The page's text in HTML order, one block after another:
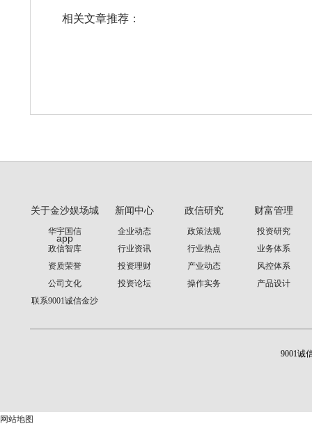
相关文章推荐：
关于金沙娱场城
app
华宇国信
政信智库
资质荣誉
公司文化
联系9001诚信金沙
新闻中心
企业动态
行业资讯
投资理财
投资论坛
政信研究
政策法规
行业热点
产业动态
操作实务
财富管理
投资研究
业务体系
风控体系
产品设计
9001诚
网站地图